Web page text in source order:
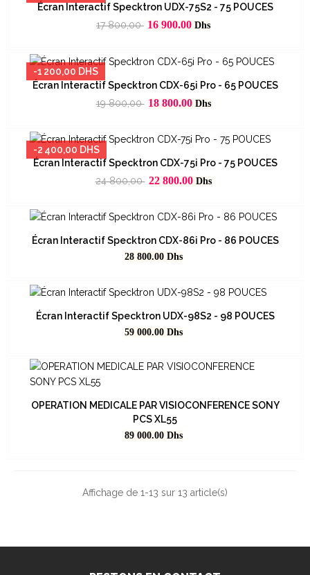
Écran Interactif Specktron UDX-75S2 - 75 POUCES
Prix
17 800,00 Prix
16 900.00 Dhs
-1 200,00 DHS
Écran Interactif Specktron CDX-65i Pro - 65 POUCES
Prix
19 800,00 Prix
18 800.00 Dhs
-2 400,00 DHS
Écran Interactif Specktron CDX-75i Pro - 75 POUCES
Prix
24 800,00 Prix
22 800.00 Dhs
Écran Interactif Specktron CDX-86i Pro - 86 POUCES
Prix
28 800.00 Dhs
Écran Interactif Specktron UDX-98S2 - 98 POUCES
Prix
59 000.00 Dhs
OPERATION MEDICALE PAR VISIOCONFERENCE SONY
PCS XL55
Prix
89 000.00 Dhs
Affichage de 1-13 sur 13 article(s)